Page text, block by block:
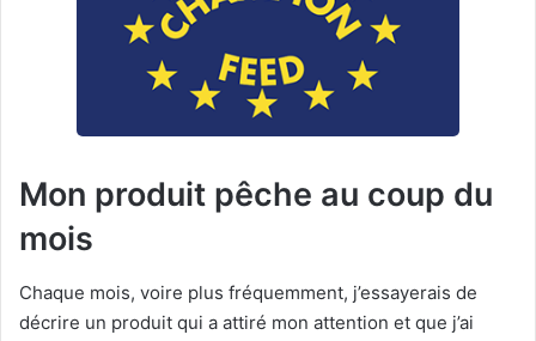
Mon produit pêche au coup du
mois
Chaque mois, voire plus fréquemment, j’essayerais de
décrire un produit qui a attiré mon attention et que j’ai